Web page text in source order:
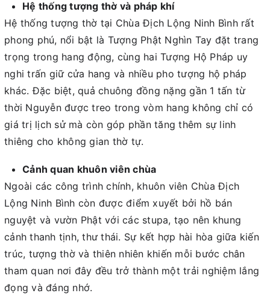
Hệ thống tượng thờ và pháp khí
Hệ thống tượng thờ tại Chùa Địch Lộng Ninh Bình rất
phong phú, nổi bật là Tượng Phật Nghìn Tay đặt trang
trọng trong hang động, cùng hai Tượng Hộ Pháp uy
nghi trấn giữ cửa hang và nhiều pho tượng hộ pháp
khác. Đặc biệt, quả chuông đồng nặng gần 1 tấn từ
thời Nguyễn được treo trong vòm hang không chỉ có
giá trị lịch sử mà còn góp phần tăng thêm sự linh
thiêng cho không gian thờ tự.
Cảnh quan khuôn viên chùa
Ngoài các công trình chính, khuôn viên Chùa Địch
Lộng Ninh Bình còn được điểm xuyết bởi hồ bán
nguyệt và vườn Phật với các stupa, tạo nên khung
cảnh thanh tịnh, thư thái. Sự kết hợp hài hòa giữa kiến
trúc, tượng thờ và thiên nhiên khiến mỗi bước chân
tham quan nơi đây đều trở thành một trải nghiệm lắng
đọng và đáng nhớ.